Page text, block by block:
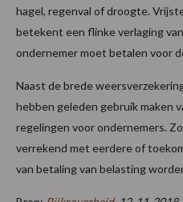
hagel, regenval of droogte.
betekent een flinke verlaging
ondernemer moet betalen voor
Naast de brede
hebben geleden gebruik maken
regelingen voor ondernemers.
verrekend met eerdere of
van betaling van belasting